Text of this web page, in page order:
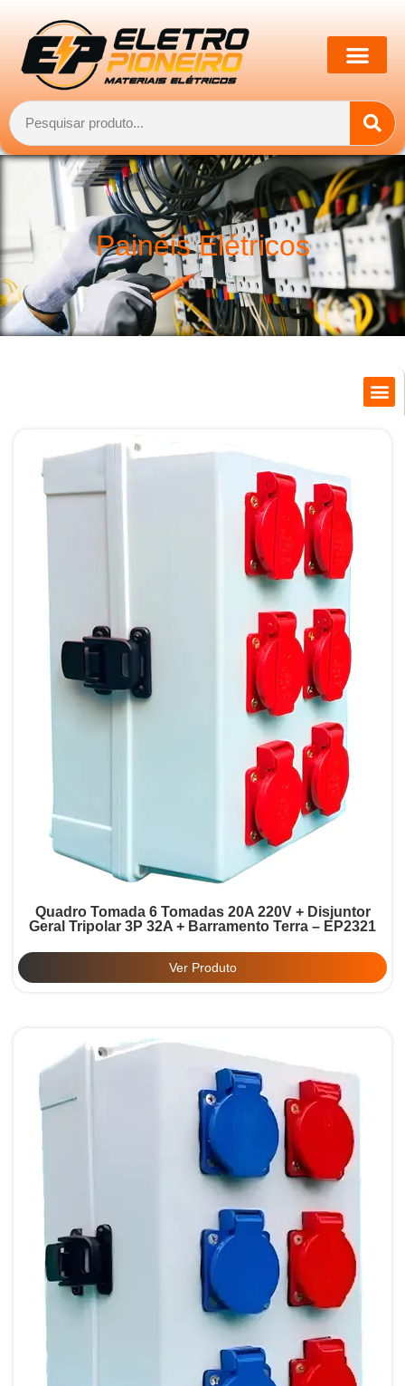
Painéis Elétricos
Quadro Tomada 6 Tomadas 20A 220V + Disjuntor
Geral Tripolar 3P 32A + Barramento Terra – EP2321
Ver Produto